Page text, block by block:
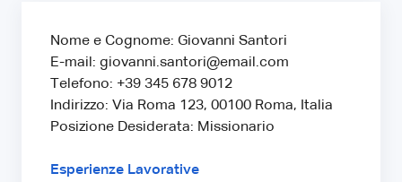
Nome e Cognome: Giovanni Santori
E-mail: giovanni.santori@email.com
Telefono: +39 345 678 9012
Indirizzo: Via Roma 123, 00100 Roma, Italia
Posizione Desiderata: Missionario
Esperienze Lavorative